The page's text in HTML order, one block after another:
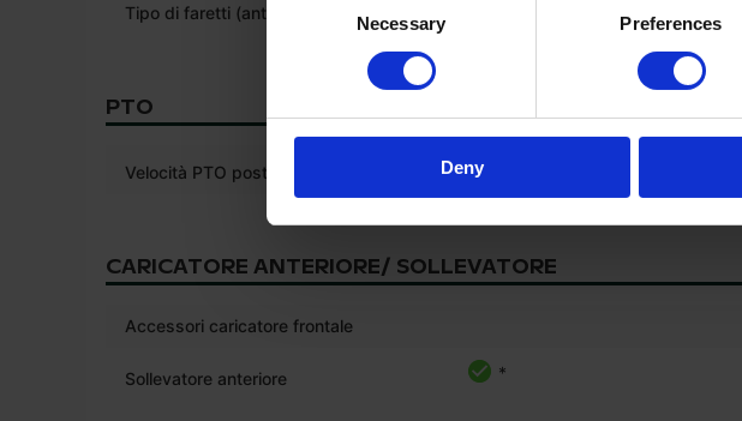
Selection
Necessary Preferences
Deny
Tipo di faretti (anteriore)
PTO
Velocità PTO posteriore 540 540e 1000
CARICATORE ANTERIORE/ SOLLEVATORE
Accessori caricatore frontale
Sollevatore anteriore *